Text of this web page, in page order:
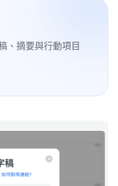
、摘要與行動項目